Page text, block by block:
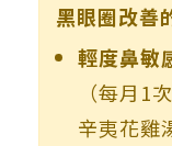
黑眼圈改善
輕度鼻敏
（每月1
辛夷花雞